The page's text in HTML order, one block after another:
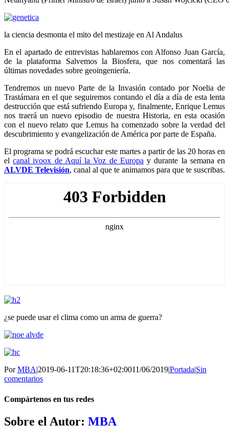
la ciencia desmonta el mito del mestizaje en Al Andalus
En el apartado de entrevistas hablaremos con Alfonso Juan García,
de la plataforma Salvemos la Biosfera, que nos comentará las
últimas novedades sobre geoingeniería.
Tendremos un nuevo Parte de la Invasión contado por Noelia de
Trastámara en el que seguiremos contando el día a día de esta lenta
destrucción que está sufriendo Europa y, finalmente, Enrique Lemus
nos traerá un nuevo episodio de nuestra Historia, en esta ocasión
con el nuevo relato que Lemus ha comenzado sobre la verdad del
descubrimiento y evangelización de América por parte de España.
El programa se podrá escuchar este martes a partir de las 20 horas en
elcanal ivoox de Aquí la Voz de Europay durante la semana en
ALVDE Televisión, canal al que te animamos para que te suscribas.
¿se puede usar el clima como un arma de guerra?
PorMBA|2019-06-11T20:18:36+02:0011/06/2019|Portada|Sin
comentarios
Compártenos en tus redes
Facebook
Twitter
WhatsApp
Telegram
Correo
Sobre el Autor: MBA